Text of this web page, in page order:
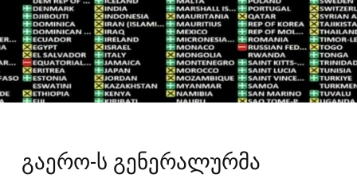
გაერო-ს გენერალურმა